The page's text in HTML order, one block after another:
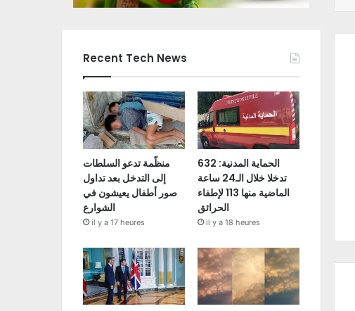
Recent Tech News
منظّمة تدعو السلطات
إلى التدخل بعد تداول
صور أطفال يعيشون في
الشوارع
il y a 17 heures
الحماية المدنية: 632
تدخلا خلال الـ24 ساعة
الماضية منها 113 لإطفاء
الحرائق
il y a 18 heures